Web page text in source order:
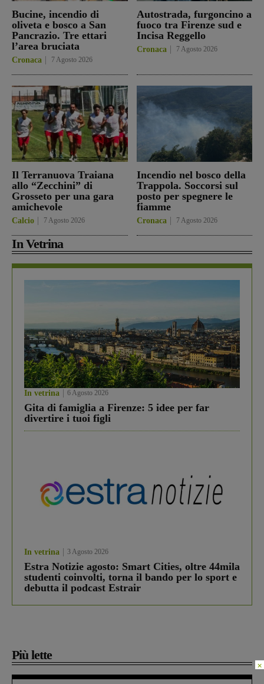
Bucine, incendio di
oliveta e bosco a San
Pancrazio. Tre ettari
l’area bruciata
Cronaca 7 Agosto 2026
Autostrada, furgoncino a
fuoco tra Firenze sud e
Incisa Reggello
Cronaca 7 Agosto 2026
Il Terranuova Traiana
allo “Zecchini” di
Grosseto per una gara
amichevole
Calcio 7 Agosto 2026
Incendio nel bosco della
Trappola. Soccorsi sul
posto per spegnere le
fiamme
Cronaca 7 Agosto 2026
In Vetrina
In vetrina 6 Agosto 2026
Gita di famiglia a Firenze: 5 idee per far
divertire i tuoi figli
In vetrina 3 Agosto 2026
Estra Notizie agosto: Smart Cities, oltre 44mila
studenti coinvolti, torna il bando per lo sport e
debutta il podcast Estrair
Più lette
×